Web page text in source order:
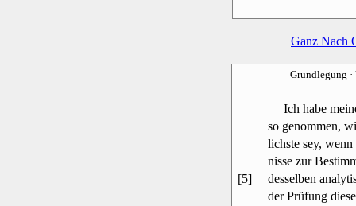
Ganz Nach
Grundlegung
Ich habe
so genommen,
lichste sey,
nisse zur
[5]
desselben
der Prüfung